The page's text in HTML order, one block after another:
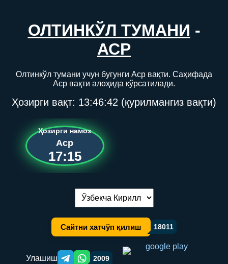
ОЛТИНКЎЛ ТУМАНИ -
АСР
Олтинкўл тумани учун бугунги Аср вақти. Саҳифада
Аср вақти алоҳида кўрсатилади.
Ҳозирги вақт: 13:46:42 (қурилмангиз вақти)
Ҳозирги намоз
Аср
17:15
Тилни алмаштириш:
Сайтни хатчўп қилиш 18011
Улашиш Telegram orqali ulashish
WhatsApp orqali ulashish
2009